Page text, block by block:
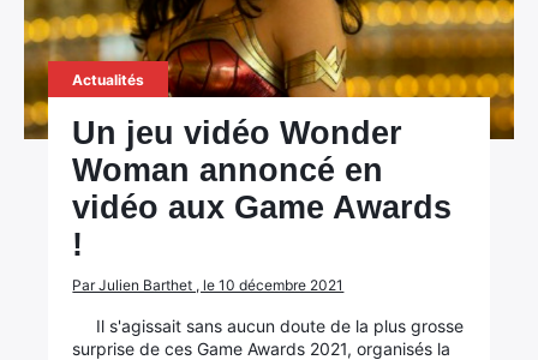
Actualités
Un jeu vidéo Wonder
Woman annoncé en
vidéo aux Game Awards
!
Par Julien Barthet , le 10 décembre 2021
Il s'agissait sans aucun doute de la plus grosse
surprise de ces Game Awards 2021, organisés la